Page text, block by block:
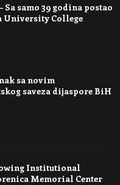
Sa samo 39 godina postao
University College
sa novim
saveza dijaspore BiH
Institutional
Memorial Center